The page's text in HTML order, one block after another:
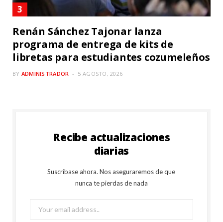
Renán Sánchez Tajonar lanza
programa de entrega de kits de
libretas para estudiantes cozumeleños
BY ADMINISTRADOR 5 AGOSTO, 2026
Recibe actualizaciones
diarias
Suscríbase ahora. Nos aseguraremos de que
nunca te pierdas de nada